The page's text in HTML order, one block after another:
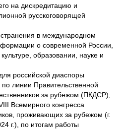
на дискредитацию и
русскоговорящей
в международном
о современной России,
образовании, науке и
российской диаспоры
линии Правительственной
за рубежом (ПКДСР);
Всемирного конгресса
проживающих за рубежом (г.
г.), по итогам работы